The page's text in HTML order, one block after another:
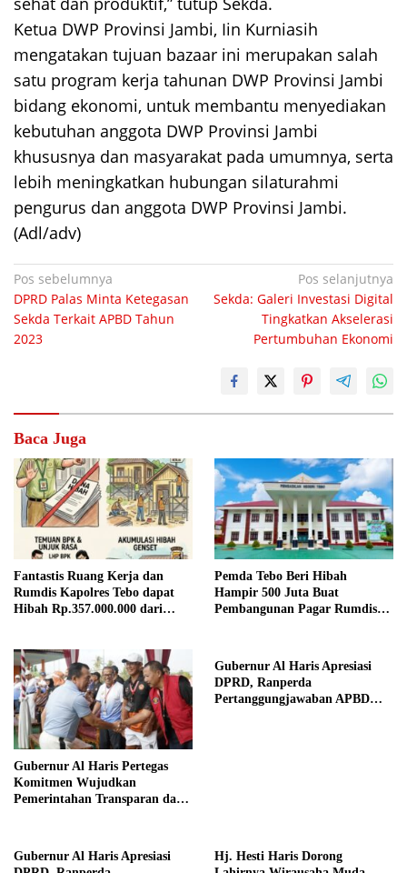
Ketua DWP Provinsi Jambi, Iin Kurniasih
mengatakan tujuan bazaar ini merupakan salah
satu program kerja tahunan DWP Provinsi Jambi
bidang ekonomi, untuk membantu menyediakan
kebutuhan anggota DWP Provinsi Jambi
khususnya dan masyarakat pada umumnya, serta
lebih meningkatkan hubungan silaturahmi
pengurus dan anggota DWP Provinsi Jambi.
(Adl/adv)
Navigasi
pos
Pos sebelumnya
DPRD Palas Minta Ketegasan
Sekda Terkait APBD Tahun
2023
Pos selanjutnya
Sekda: Galeri Investasi Digital
Tingkatkan Akselerasi
Pertumbuhan Ekonomi
Baca Juga
Fantastis Ruang Kerja dan
Rumdis Kapolres Tebo dapat
Hibah Rp.357.000.000 dari
Pemda Tebo Beri Hibah
Hampir 500 Juta Buat
Pembangunan Pagar Rumdis
Gubernur Al Haris Pertegas
Komitmen Wujudkan
Pemerintahan Transparan dan
Gubernur Al Haris Apresiasi
DPRD, Ranperda
Pertanggungjawaban APBD
Gubernur Al Haris Apresiasi
Hj. Hesti Haris Dorong